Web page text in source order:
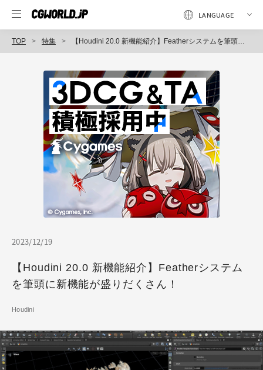
TOP 特集 【Houdini 20.0 新機能紹介】Featherシステムを筆頭に新機能が盛りだくさん！
2023/12/19
【Houdini 20.0 新機能紹介】Featherシステム
を筆頭に新機能が盛りだくさん！
Houdini